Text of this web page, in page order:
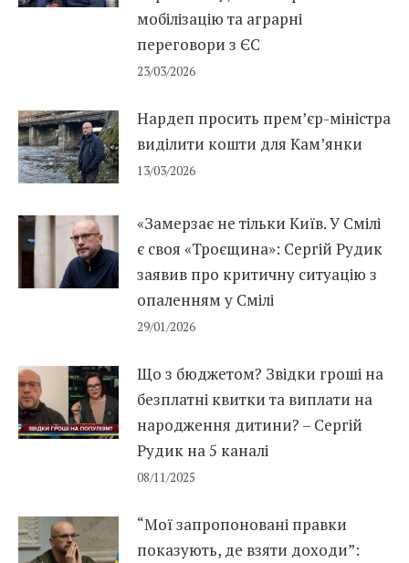
мобілізацію та аграрні
переговори з ЄС
23/03/2026
Нардеп просить прем’єр-міністра
виділити кошти для Кам’янки
13/03/2026
«Замерзає не тільки Київ. У Смілі
є своя «Троєщина»: Сергій Рудик
заявив про критичну ситуацію з
опаленням у Смілі
29/01/2026
Що з бюджетом? Звідки гроші на
безплатні квитки та виплати на
народження дитини? – Сергій
Рудик на 5 каналі
08/11/2025
“Мої запропоновані правки
показують, де взяти доходи”: